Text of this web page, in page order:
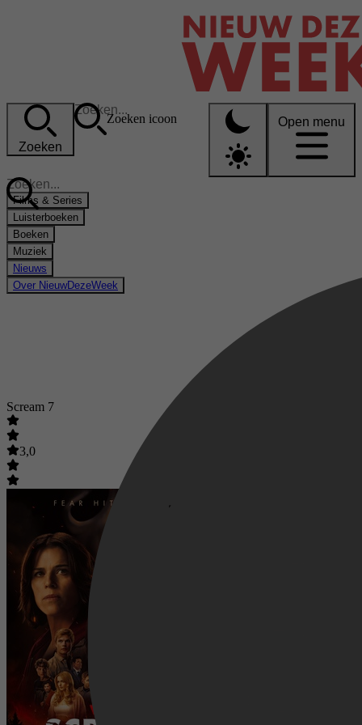
Zoeken
Zoeken icoon Open menu
Films & Series
Luisterboeken
Boeken
Muziek
Nieuws
Over NieuwDezeWeek
Scream 7
3,0